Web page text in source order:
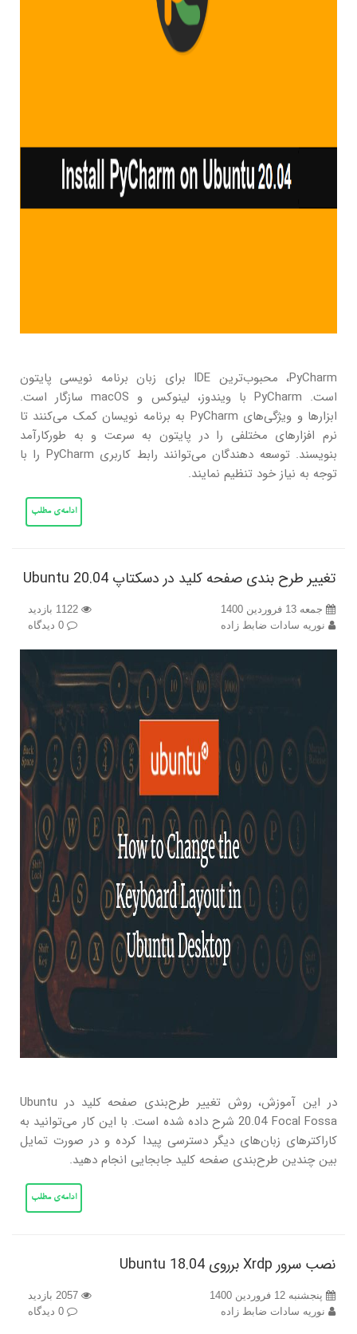
PyCharm، محبوب‌ترین IDE برای زبان برنامه نویسی پایتون
است. PyCharm با ویندوز، لینوکس و macOS سازگار است.
ابزارها و ویژگی‌های PyCharm به برنامه نویسان کمک می‌کنند تا
نرم افزارهای مختلفی را در پایتون به سرعت و به طورکارآمد
بنویسند. توسعه دهندگان می‌توانند رابط کاربری PyCharm را با
توجه به نیاز خود تنظیم نمایند.
ادامه‌ی مطلب
تغییر طرح بندی صفحه کلید در دسکتاپ Ubuntu 20.04
جمعه 13 فروردین 1400
نوریه سادات ضابط زاده
در این آموزش، روش تغییر طرح‌بندی صفحه کلید در Ubuntu
20.04 Focal Fossa شرح داده شده است. با این کار می‌توانید به
کاراکترهای زبان‌های دیگر دسترسی پیدا کرده و در صورت تمایل
بین چندین طرح‌بندی صفحه کلید جابجایی انجام دهید.
ادامه‌ی مطلب
نصب سرور Xrdp برروی Ubuntu 18.04
پنجشنبه 12 فروردین 1400
نوریه سادات ضابط زاده